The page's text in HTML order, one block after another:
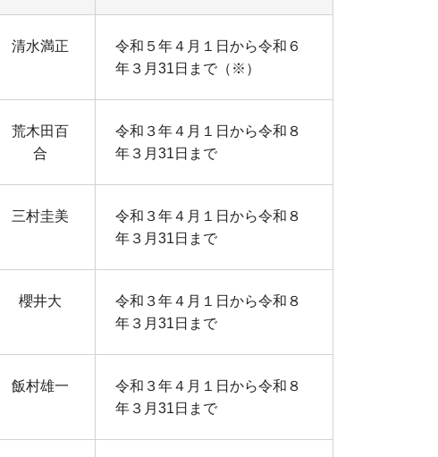
清水満正
令和５年４月１日から令和６
年３月31日まで（※）
荒木田百
合
令和３年４月１日から令和８
年３月31日まで
三村圭美
令和３年４月１日から令和８
年３月31日まで
櫻井大
令和３年４月１日から令和８
年３月31日まで
飯村雄一
令和３年４月１日から令和８
年３月31日まで